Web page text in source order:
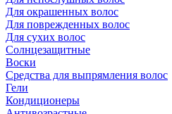
Для окрашенных волос
Для поврежденных волос
Для сухих волос
Солнцезащитные
Воски
Средства для выпрямления волос
Гели
Кондиционеры